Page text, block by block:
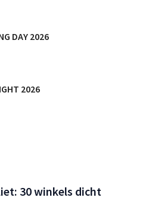
DAY 2026
2026
30 winkels dicht